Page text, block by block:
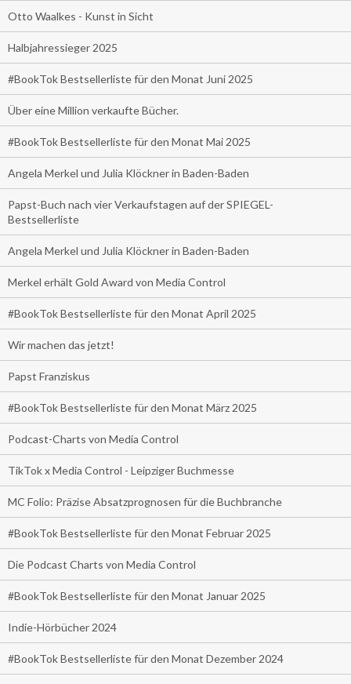
Otto Waalkes - Kunst in Sicht
Halbjahressieger 2025
#BookTok Bestsellerliste für den Monat Juni 2025
Über eine Million verkaufte Bücher.
#BookTok Bestsellerliste für den Monat Mai 2025
Angela Merkel und Julia Klöckner in Baden-Baden
Papst-Buch nach vier Verkaufstagen auf der SPIEGEL-
Bestsellerliste
Angela Merkel und Julia Klöckner in Baden-Baden
Merkel erhält Gold Award von Media Control
#BookTok Bestsellerliste für den Monat April 2025
Wir machen das jetzt!
Papst Franziskus
#BookTok Bestsellerliste für den Monat März 2025
Podcast-Charts von Media Control
TikTok x Media Control - Leipziger Buchmesse
MC Folio: Präzise Absatzprognosen für die Buchbranche
#BookTok Bestsellerliste für den Monat Februar 2025
Die Podcast Charts von Media Control
#BookTok Bestsellerliste für den Monat Januar 2025
Indie-Hörbücher 2024
#BookTok Bestsellerliste für den Monat Dezember 2024